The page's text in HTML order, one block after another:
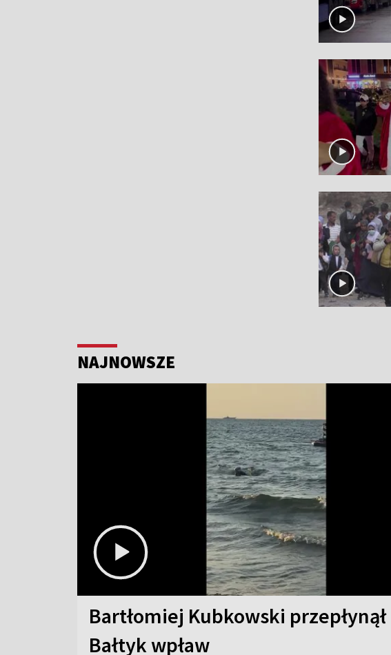
NAJNOWSZE
Bartłomiej Kubkowski przepłynął
Bałtyk wpław